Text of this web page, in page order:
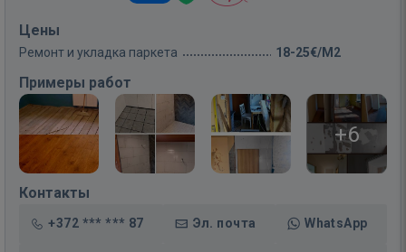
Цены
Ремонт и укладка паркета 18-25€/M2
Примеры работ
+6
Контакты
+372 *** *** 87 Эл. почта WhatsApp